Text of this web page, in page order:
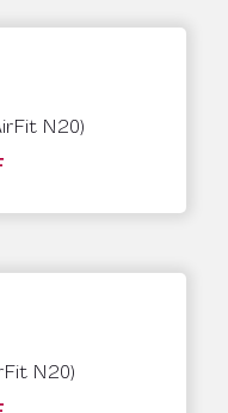
N20)
N20)